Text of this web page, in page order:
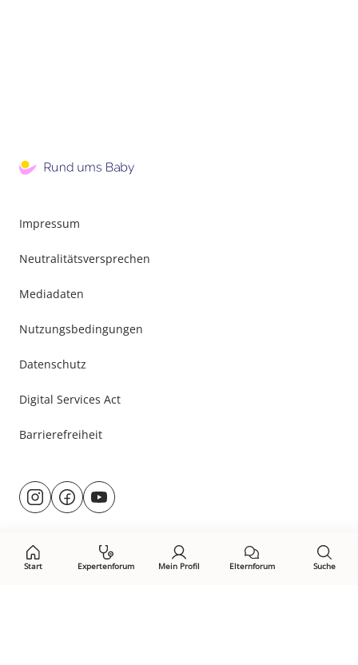
Start Expertenforum Mein Profil Elternforum Suche
Impressum
Neutralitätsversprechen
Mediadaten
Nutzungsbedingungen
Datenschutz
Digital Services Act
Barrierefreiheit
Besuche
uns@rund.ums.baby
facebook.com/rundumsbaby.de
youtube.com/@rundumsbaby_